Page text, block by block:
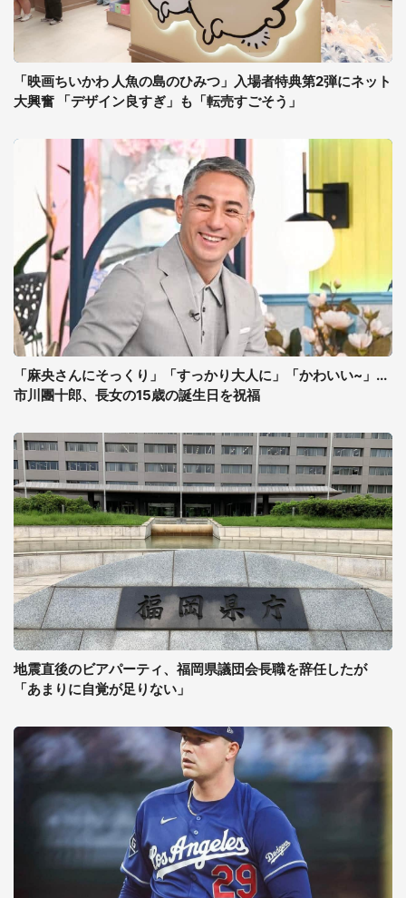
「映画ちいかわ 人魚の島のひみつ」入場者特典第2弾にネット
大興奮 「デザイン良すぎ」も「転売すごそう」
「麻央さんにそっくり」「すっかり大人に」「かわいい~」...
市川團十郎、長女の15歳の誕生日を祝福
地震直後のビアパーティ、福岡県議団会長職を辞任したが
「あまりに自覚が足りない」